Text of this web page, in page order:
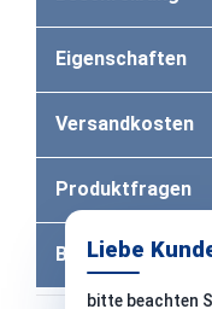
Liebe
bitte beachten
Eigenschaften
Versandkosten
Produktfragen
Bewertungen